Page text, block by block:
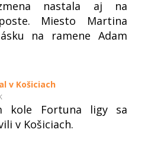
nastala aj na
Miesto Martina
na ramene Adam
v Košiciach
kole Fortuna ligy sa
v Košiciach.